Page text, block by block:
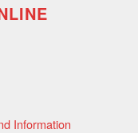
Information